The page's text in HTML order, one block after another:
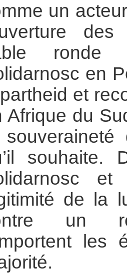
un
ronde
en
et
Afrique du
souhaite.
de la
un
les